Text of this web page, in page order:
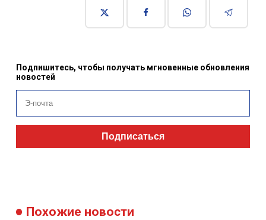
Подпишитесь, чтобы получать мгновенные обновления
новостей
Подписаться
Похожие новости